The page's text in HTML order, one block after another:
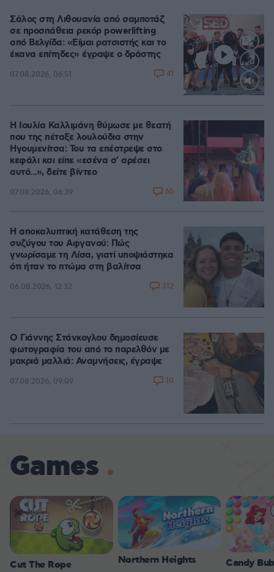
Loaded
Σάλος στη Λιθουανία από σαμποτάζ
σε προσπάθεια ρεκόρ powerlifting
από Βελγίδα: «Είμαι ρατσιστής και το
έκανα επίτηδες» έγραψε ο δράστης
07.08.2026, 06:51 41
Η Ιουλία Καλλιμάνη θύμωσε με θεατή
που της πέταξε λουλούδια στην
Ηγουμενίτσα: Του τα επέστρεψε στο
κεφάλι και είπε «εσένα σ' αρέσει
αυτό...», δείτε βίντεο
07.08.2026, 06:39 65
Η αποκαλυπτική κατάθεση της
συζύγου του Αφγανού: Πώς
γνωρίσαμε τη Λίσα, γιατί υποψιάστηκα
ότι ήταν το πτώμα στη βαλίτσα
06.08.2026, 12:32 312
Ο Γιάννης Στάνκογλου δημοσίευσε
φωτογραφία του από το παρελθόν με
μακριά μαλλιά: Αναμνήσεις, έγραψε
07.08.2026, 09:09 10
Games
Cut The Rope Northern Heights Candy